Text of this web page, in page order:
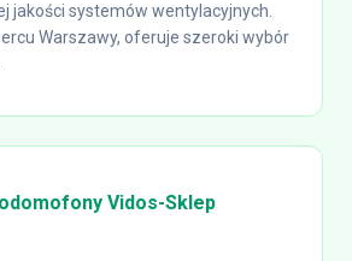
jakości systemów wentylacyjnych.
Warszawy, oferuje szeroki wybór
Vidos-Sklep